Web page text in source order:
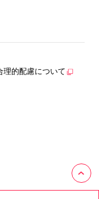
理的配慮について